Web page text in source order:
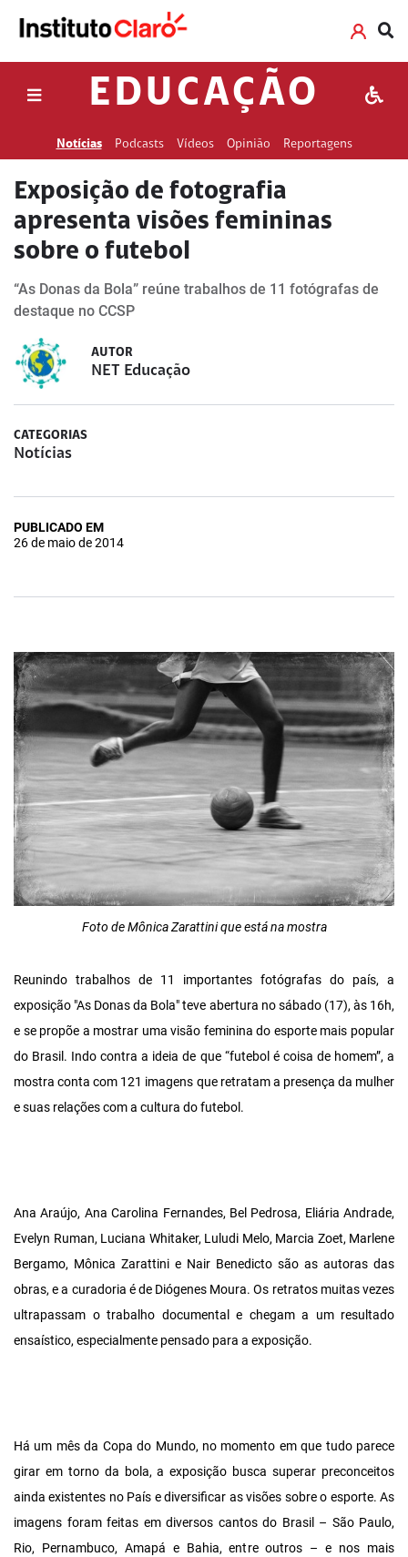
EDUCAÇÃO
Notícias Podcasts Vídeos Opinião Reportagens
Exposição de fotografia
apresenta visões femininas
sobre o futebol
“As Donas da Bola” reúne trabalhos de 11 fotógrafas de
destaque no CCSP
AUTOR
NET Educação
CATEGORIAS
Notícias
PUBLICADO EM
26 de maio de 2014
Foto de Mônica Zarattini que está na mostra
Reunindo trabalhos de 11 importantes fotógrafas do país, a
exposição "As Donas da Bola" teve abertura no sábado (17), às 16h,
e se propõe a mostrar uma visão feminina do esporte mais popular
do Brasil. Indo contra a ideia de que “futebol é coisa de homem”, a
mostra conta com 121 imagens que retratam a presença da mulher
e suas relações com a cultura do futebol.
Ana Araújo, Ana Carolina Fernandes, Bel Pedrosa, Eliária Andrade,
Evelyn Ruman, Luciana Whitaker, Luludi Melo, Marcia Zoet, Marlene
Bergamo, Mônica Zarattini e Nair Benedicto são as autoras das
obras, e a curadoria é de Diógenes Moura. Os retratos muitas vezes
ultrapassam o trabalho documental e chegam a um resultado
ensaístico, especialmente pensado para a exposição.
Há um mês da Copa do Mundo, no momento em que tudo parece
girar em torno da bola, a exposição busca superar preconceitos
ainda existentes no País e diversificar as visões sobre o esporte. As
imagens foram feitas em diversos cantos do Brasil – São Paulo,
Rio, Pernambuco, Amapá e Bahia, entre outros – e nos mais